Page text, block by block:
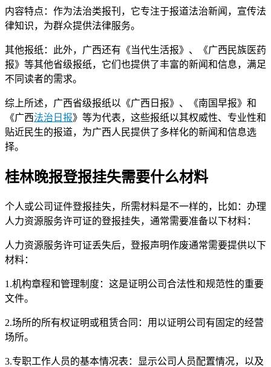
内容特点：作为法治类报刊，它专注于报道法治新闻，宣传法
律知识，为群众提供法律服务。
其他报纸：此外，广西还有《当代生活报》、《广西民族医药
报》等其他省级报纸，它们也提供了丰富的新闻和信息，满足
不同读者的需求。
综上所述，广西省级报纸以《广西日报》、《南国早报》和
《广西法治日报》等为代表，这些报纸以其权威性、专业性和
贴近民生的报道，为广西人民提供了多样化的新闻和信息选
择。
桂林晚报登报挂失需要什么材料
个人或公司证件登报挂失，所需材料是不一样的，比如：办理
人力资源服务许可证的登报挂失，通常需要准备以下材料：
人力资源服务许可证丢失后，登报声明作废通常需要提供以下
材料：
1.机构章程和管理制度：这是证明公司合法性和规范性的重要
文件。
2.场所的所有权证明或租赁合同：用以证明公司有固定的经营
场所。
3.专职工作人员的基本情况表：显示公司人员配置情况，以及